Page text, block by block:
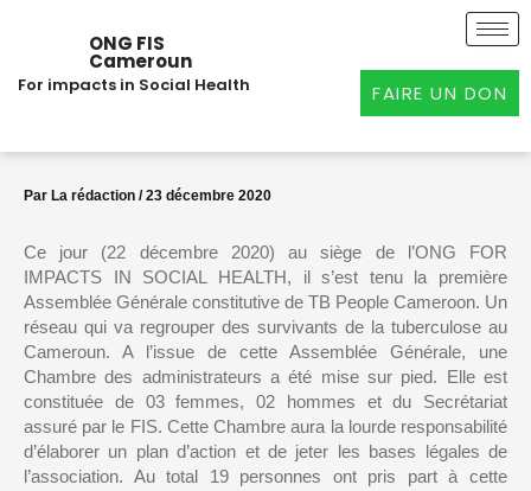
ONG FIS
Cameroun
For impacts in Social Health FAIRE UN DON
Par La rédaction /23 décembre 2020
Ce jour (22 décembre 2020) au siège de l’ONG FOR
IMPACTS IN SOCIAL HEALTH, il s’est tenu la première
Assemblée Générale constitutive de TB People Cameroon. Un
réseau qui va regrouper des survivants de la tuberculose au
Cameroun. A l’issue de cette Assemblée Générale, une
Chambre des administrateurs a été mise sur pied. Elle est
constituée de 03 femmes, 02 hommes et du Secrétariat
assuré par le FIS. Cette Chambre aura la lourde responsabilité
d’élaborer un plan d’action et de jeter les bases légales de
l’association. Au total 19 personnes ont pris part à cette